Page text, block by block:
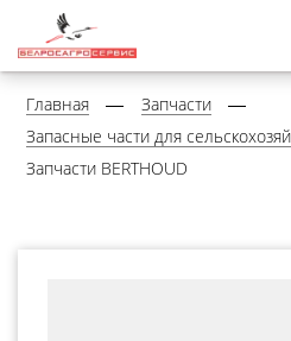
Главная
Запчасти
Запасные части для
Запчасти BERTHOUD